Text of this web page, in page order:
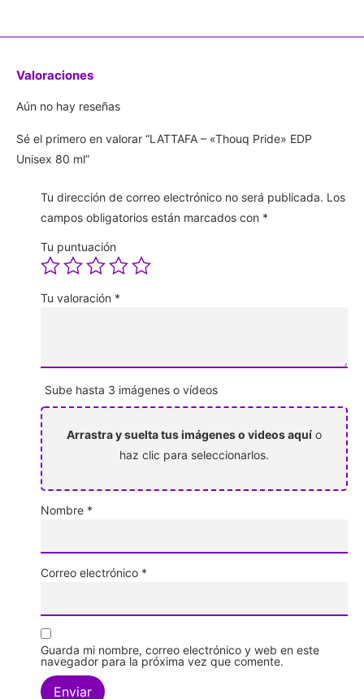
Valoraciones
Aún no hay reseñas
Sé el primero en valorar “LATTAFA – «Thouq Pride» EDP
Unisex 80 ml”
Tu dirección de correo electrónico no será publicada. Los
campos obligatorios están marcados con *
Tu puntuación
Tu valoración *
Sube hasta 3 imágenes o vídeos
Arrastra y suelta tus imágenes o videos aquí o
haz clic para seleccionarlos.
Nombre *
Correo electrónico *
Guarda mi nombre, correo electrónico y web en este
navegador para la próxima vez que comente.